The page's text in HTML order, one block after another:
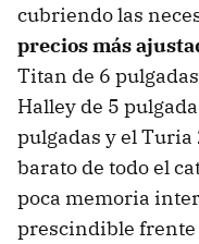
cubriendo las
precios más
Titan de 6
Halley de 5
pulgadas y el Turia
barato de todo el
poca memoria
prescindible frente